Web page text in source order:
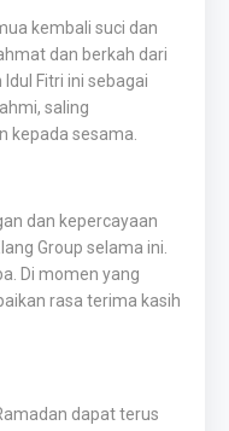
kembali suci dan
dan berkah dari
Fitri ini sebagai
saling
kepada sesama.
dan kepercayaan
Group selama ini.
Di momen yang
rasa terima kasih
dapat terus